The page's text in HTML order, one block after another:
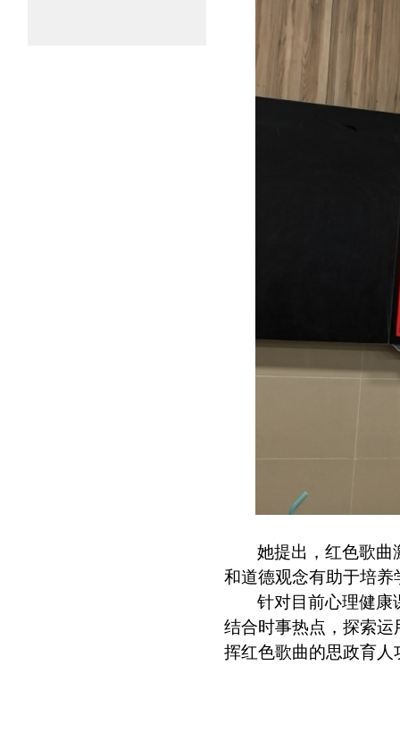
她提出，红色歌曲
和道德观念有助于培
针对目前心理健康
结合时事热点，探索
挥红色歌曲的思政育人